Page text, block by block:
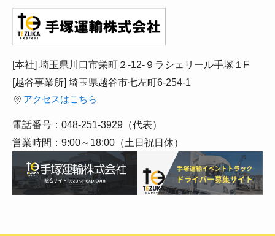
[本社] 埼玉県川口市栄町２-12-９ラシェリール手塚１F
[越谷事業所] 埼玉県越谷市七左町6-254-1
アクセスはこちら
電話番号：048-251-3929（代表）
営業時間：9:00～18:00（土日祝日休）